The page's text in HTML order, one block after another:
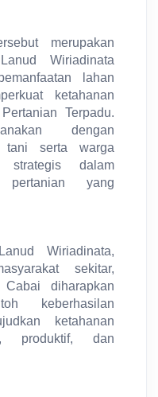
merupakan
Wiriadinata
lahan
ketahanan
Terpadu.
dengan
tani serta warga
dalam
pertanian yang
Wiriadinata,
sekitar,
diharapkan
keberhasilan
ketahanan
produktif, dan